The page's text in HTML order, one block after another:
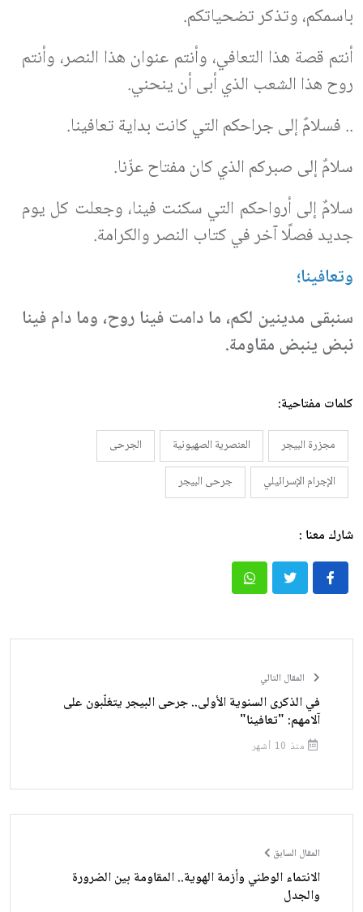
باسمكم، وتذكر تضحياتكم.
أنتم قصة هذا التعافي، وأنتم عنوان هذا النصر، وأنتم
روح هذا الشعب الذي أبى أن ينحني.
.. فسلامٌ إلى جراحكم التي كانت بداية تعافينا.
سلامٌ إلى صبركم الذي كان مفتاح عزّنا.
سلامٌ إلى أرواحكم التي سكنت فينا، وجعلت كل يوم
جديد فصلًا آخر في كتاب النصر والكرامة.
وتعافينا؛
سنبقى مدينين لكم، ما دامت فينا روح، وما دام فينا
نبض ينبض مقاومة.
كلمات مفتاحية:
مجزرة البيجر العنصرية الصهيونية
الجرحى
الإجرام الإسرائيلي
جرحى البيجر
شارك معنا :
المقال التالي
في الذكرى السنوية الأولى.. جرحى البيجر يتغلّبون على
آلامهم: "تعافينا"
منذ 10 أشهر
المقال السابق
الانتماء الوطني وأزمة الهوية.. المقاومة بين الضرورة
والجدل